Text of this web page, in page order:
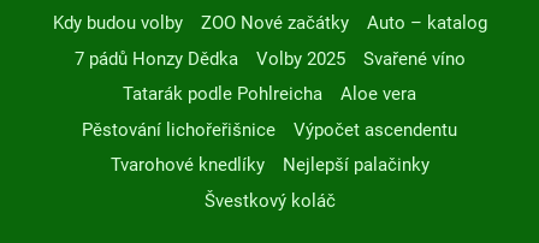
Kdy budou volby
ZOO Nové začátky
Auto – katalog
7 pádů Honzy Dědka
Volby 2025
Svařené víno
Tatarák podle Pohlreicha
Aloe vera
Pěstování lichořeřišnice
Výpočet ascendentu
Tvarohové knedlíky
Nejlepší palačinky
Švestkový koláč